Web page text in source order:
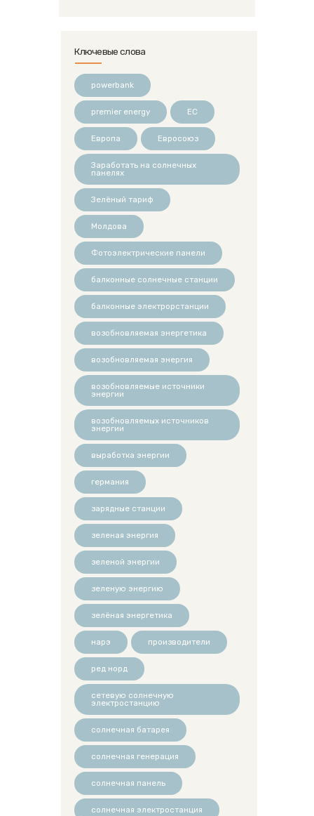
Ключевые слова
powerbank
premier energy ЕС
Европа Евросоюз
Заработать на солнечных
панелях
Зелёный тариф
Молдова
Фотоэлектрические панели
балконные солнечные станции
балконные электрорстанции
возобновляемая энергетика
возобновляемая энергия
возобновляемые источники
энергии
возобновляемых источников
энергии
выработка энергии
германия
зарядные станции
зеленая энергия
зеленой энергии
зеленую энергию
зелёная энергетика
нарэ производители
ред норд
сетевую солнечную
электростанцию
солнечная батарея
солнечная генерация
солнечная панель
солнечная электростанция